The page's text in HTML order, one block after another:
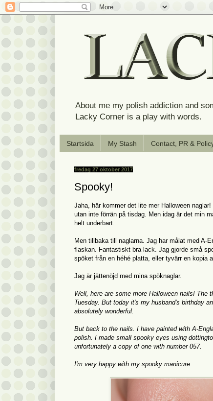
About me my polish addiction and
Lacky Corner is a play with words.
Startsida My Stash Contact, PR &
fredag 27 oktober 2017
Spooky!
Jaha, här kommer det lite mer Halloween
utan inte förrän på tisdag. Men idag är det min
helt underbart.
Men tillbaka till naglarna. Jag har målat med A-
flaskan. Fantastiskt bra lack. Jag gjorde små
spöket från en héhé platta, eller tyvärr en kopia
Jag är jättenöjd med mina spöknaglar.
Well, here are some more Halloween nails!
Tuesday. But today it's my husband's birthday
absolutely wonderful.
But back to the nails. I have painted with A-
polish. I made small spooky eyes using
unfortunately a copy of one with number 057.
I'm very happy with my spooky manicure.